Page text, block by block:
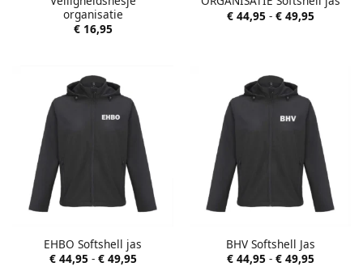
organisatie
€16,95
€44,95 - €49,95
EHBO Softshell jas
€44,95 - €49,95Prijsklasse:
BHV Softshell Jas
€44,95 - €49,95